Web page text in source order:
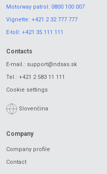
Motorway patrol: 0800 100 007
Vignette: +421 2 32 777 777
E-toll: +421 35 111 111
Contacts
E-mail.: support@ndsas.sk
Tel.: +421 2 583 11 111
Cookie settings
Slovenčina
Company
Company profile
Contact